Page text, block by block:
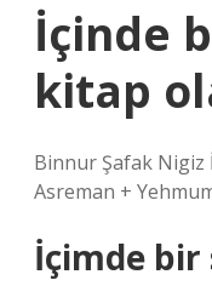
İçinde
kitap
Binnur Şafak Nigiz
Asreman +
İçimde bir